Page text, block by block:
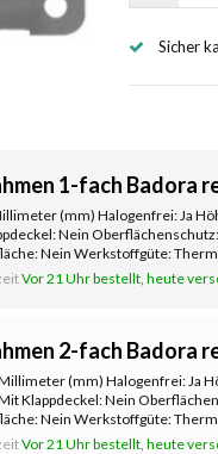
Sicher
1-fach Badora
(mm) Halogenfrei: Ja
Nein
Nein Werkstoffgüte:
Vor 21 Uhr bestellt, heute
2-fach Badora
(mm) Halogenfrei: Ja
Klappdeckel: Nein
Nein Werkstoffgüte:
Vor 21 Uhr bestellt, heute